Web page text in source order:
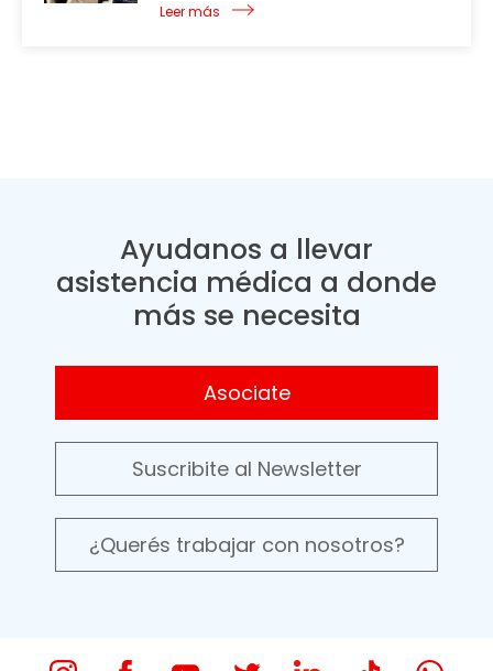
Leer más
Ayudanos a llevar
asistencia médica a donde
más se necesita
Asociate
Suscribite al Newsletter
¿Querés trabajar con nosotros?